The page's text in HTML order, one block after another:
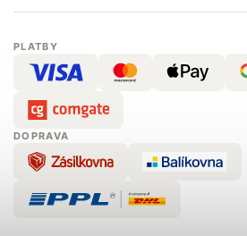
PLATBY
DOPRAVA